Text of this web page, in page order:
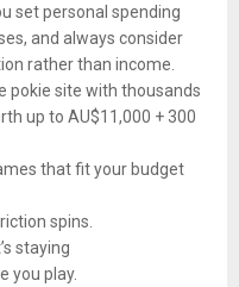
set personal spending
and always consider
rather than income.
pokie site with thousands
up to AU$11,000 + 300
that fit your budget
spins.
staying
you play.